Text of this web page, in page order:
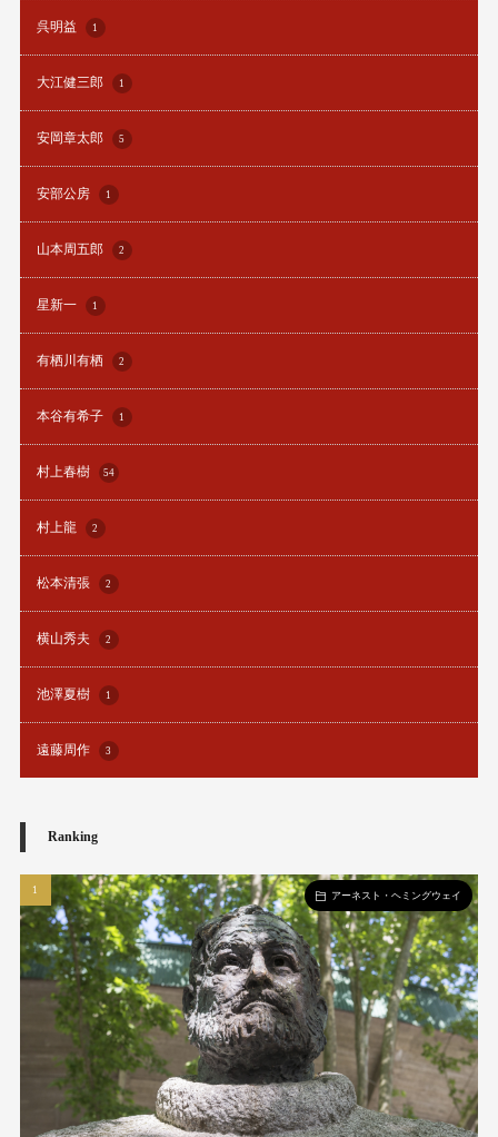
呉明益 1
大江健三郎 1
安岡章太郎 5
安部公房 1
山本周五郎 2
星新一 1
有栖川有栖 2
本谷有希子 1
村上春樹 54
村上龍 2
松本清張 2
横山秀夫 2
池澤夏樹 1
遠藤周作 3
Ranking
アーネスト・ヘミングウェイ